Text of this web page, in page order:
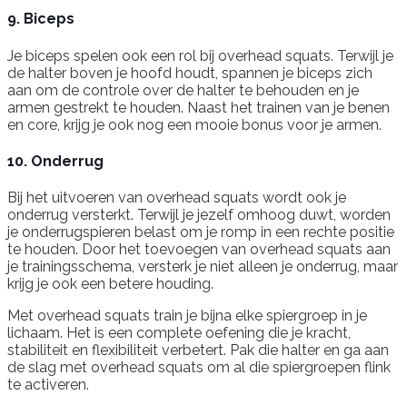
9. Biceps
Je biceps spelen ook een rol bij overhead squats. Terwijl je
de halter boven je hoofd houdt, spannen je biceps zich
aan om de controle over de halter te behouden en je
armen gestrekt te houden. Naast het trainen van je benen
en core, krijg je ook nog een mooie bonus voor je armen.
10. Onderrug
Bij het uitvoeren van overhead squats wordt ook je
onderrug versterkt. Terwijl je jezelf omhoog duwt, worden
je onderrugspieren belast om je romp in een rechte positie
te houden. Door het toevoegen van overhead squats aan
je trainingsschema, versterk je niet alleen je onderrug, maar
krijg je ook een betere houding.
Met overhead squats train je bijna elke spiergroep in je
lichaam. Het is een complete oefening die je kracht,
stabiliteit en flexibiliteit verbetert. Pak die halter en ga aan
de slag met overhead squats om al die spiergroepen flink
te activeren.